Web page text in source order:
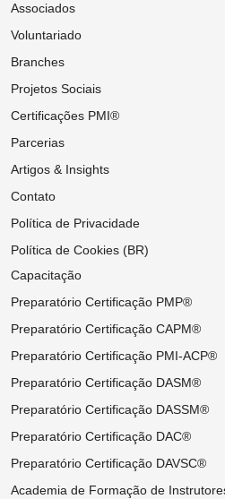
Associados
Voluntariado
Branches
Projetos Sociais
Certificações PMI®
Parcerias
Artigos & Insights
Contato
Política de Privacidade
Política de Cookies (BR)
Capacitação
Preparatório Certificação PMP®
Preparatório Certificação CAPM®
Preparatório Certificação PMI-ACP®
Preparatório Certificação DASM®
Preparatório Certificação DASSM®
Preparatório Certificação DAC®
Preparatório Certificação DAVSC®
Academia de Formação de